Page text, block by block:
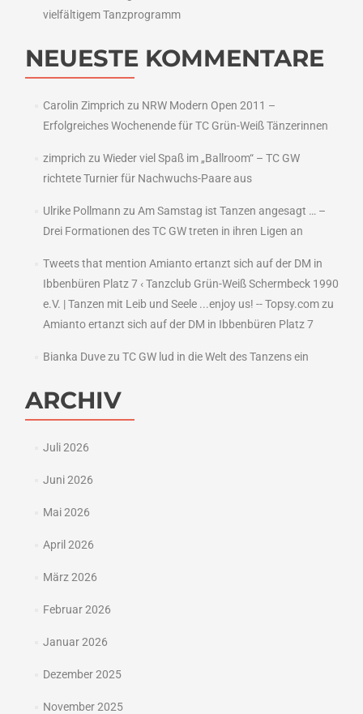
vielfältigem Tanzprogramm
NEUESTE KOMMENTARE
Carolin Zimprich zu NRW Modern Open 2011 –
Erfolgreiches Wochenende für TC Grün-Weiß Tänzerinnen
zimprich zu Wieder viel Spaß im „Ballroom“ – TC GW
richtete Turnier für Nachwuchs-Paare aus
Ulrike Pollmann zu Am Samstag ist Tanzen angesagt … –
Drei Formationen des TC GW treten in ihren Ligen an
Tweets that mention Amianto ertanzt sich auf der DM in
Ibbenbüren Platz 7 ‹ Tanzclub Grün-Weiß Schermbeck 1990
e.V. | Tanzen mit Leib und Seele ...enjoy us! -- Topsy.comzu
Amianto ertanzt sich auf der DM in Ibbenbüren Platz 7
Bianka Duvezu TC GW lud in die Welt des Tanzens ein
ARCHIV
Juli 2026
Juni 2026
Mai 2026
April 2026
März 2026
Februar 2026
Januar 2026
Dezember 2025
November 2025